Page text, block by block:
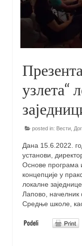
узлета“
posted in: Вести
Дана 15.6.2022.
установи,
Основе програма
концепције у
локалне
Лапово, начелник
Средње школе,